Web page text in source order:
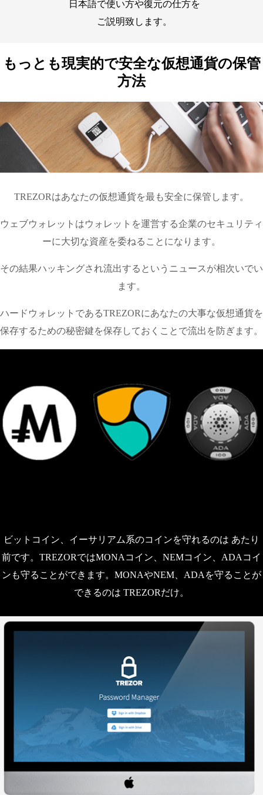
日本語で使い方や復元の仕方を
ご説明致します。
もっとも現実的で安全な仮想通貨の保管
方法
TREZORはあなたの仮想通貨を最も安全に保管します。
ウェブウォレットはウォレットを運営する企業のセキュリティ
ーに大切な資産を委ねることになります。
その結果ハッキングされ流出するというニュースが相次いでい
ます。
ハードウォレットであるTREZORにあなたの大事な仮想通貨を
保存するための秘密鍵を保存しておくことで流出を防ぎます。
ビットコイン、イーサリアム系のコインを守れるのは あたり
前です。TREZORではMONAコイン、NEMコイン、ADAコイ
ンも守ることができます。MONAやNEM、ADAを守ることが
できるのは TREZORだけ。